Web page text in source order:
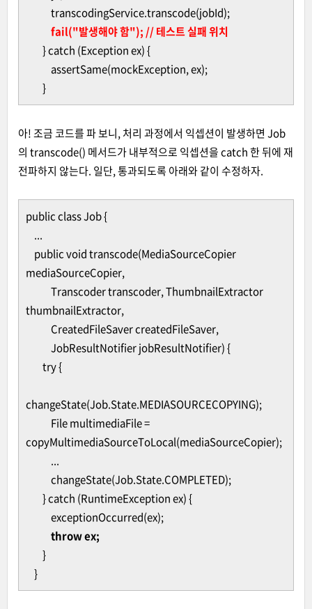
transcodingService.transcode(jobId);
fail("발생해야 함"); // 테스트 실패 위치
} catch (Exception ex) {
assertSame(mockException, ex);
}
아! 조금 코드를 파 보니, 처리 과정에서 익셉션이 발생하면 Job
의 transcode() 메서드가 내부적으로 익셉션을 catch 한 뒤에 재
전파하지 않는다. 일단, 통과되도록 아래와 같이 수정하자.
public class Job {
...
public void transcode(MediaSourceCopier
mediaSourceCopier,
Transcoder transcoder, ThumbnailExtractor
thumbnailExtractor,
CreatedFileSaver createdFileSaver,
JobResultNotifier jobResultNotifier) {
try {
changeState(Job.State.MEDIASOURCECOPYING);
File multimediaFile =
copyMultimediaSourceToLocal(mediaSourceCopier);
...
changeState(Job.State.COMPLETED);
} catch (RuntimeException ex) {
exceptionOccurred(ex);
throw ex;
}
}